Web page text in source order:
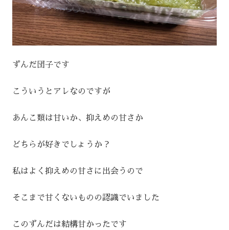
ずんだ団子です
こういうとアレなのですが
あんこ類は甘いか、抑えめの甘さか
どちらが好きでしょうか？
私はよく抑えめの甘さに出会うので
そこまで甘くないものの認識でいました
このずんだは結構甘かったです